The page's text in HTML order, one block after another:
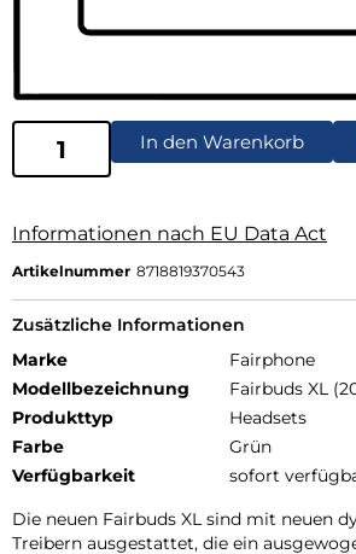
In den Warenkorb
Informationen nach EU Data Act
Artikelnummer 8718819370543
Zusätzliche Informationen
Marke
Fairphone
Modellbezeichnung
Fairbuds XL
Produkttyp
Headsets
Farbe
Grün
Verfügbarkeit
sofort
Die neuen Fairbuds XL sind mit neuen
Treibern ausgestattet, die ein